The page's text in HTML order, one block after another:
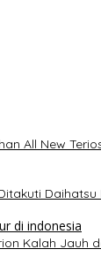
All New
Daihatsu
Kalah Jauh